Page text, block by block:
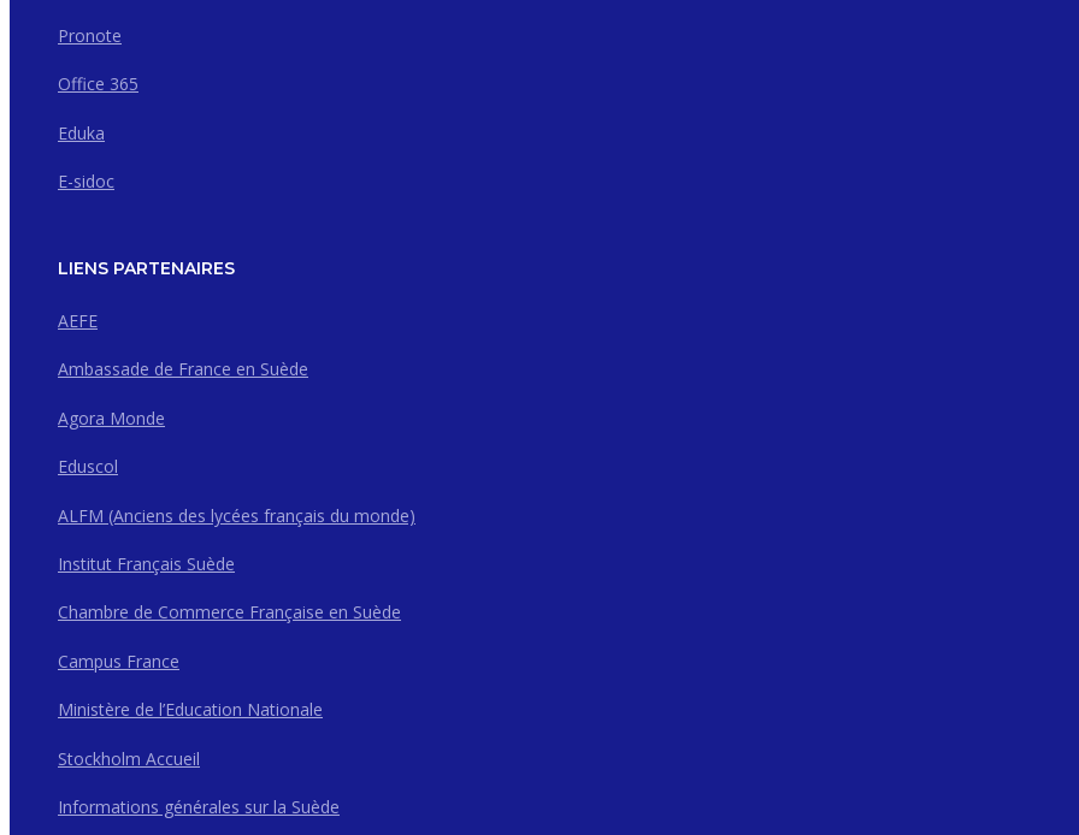
Pronote
Office 365
Eduka
E-sidoc
LIENS PARTENAIRES
AEFE
Ambassade de France en Suède
Agora Monde
Eduscol
ALFM (Anciens des lycées français du monde)
Institut Français Suède
Chambre de Commerce Française en Suède
Campus France
Ministère de l’Education Nationale
Stockholm Accueil
Informations générales sur la Suède